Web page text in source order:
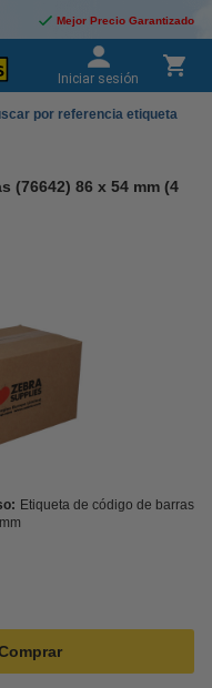
Mejor Precio Garantizado
Iniciar sesión
por referencia etiqueta
(76642) 86 x 54 mm (4
Etiqueta de código de barras